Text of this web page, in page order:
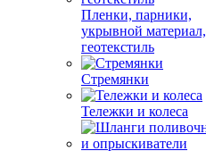
Пленки, парники,
укрывной материал,
геотекстиль
Стремянки
Тележки и колеса